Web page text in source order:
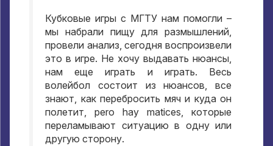
Кубковые игры с МГТУ нам помогли –
мы набрали пищу для размышлений,
провели анализ,сегодня воспроизвели
это в игре. Не хочу выдавать нюансы,
нам еще играть и играть. Весь
волейбол состоит из нюансов, все
знают, как перебросить мяч и куда он
полетит, pero hay matices, которые
переламывают ситуацию в одну или
другую сторону.